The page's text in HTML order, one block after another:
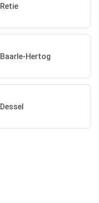
Retie
Baarle-Hertog
Dessel